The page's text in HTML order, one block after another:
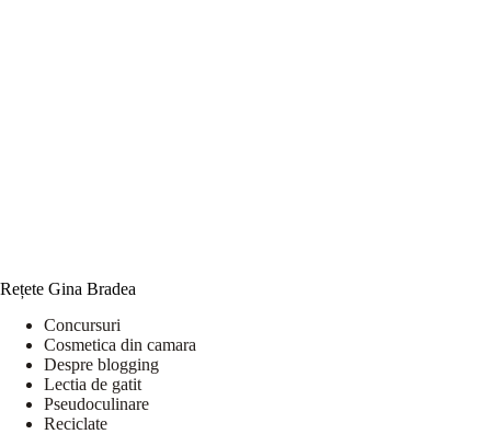
Rețete Gina Bradea
Concursuri
Cosmetica din camara
Despre blogging
Lectia de gatit
Pseudoculinare
Reciclate